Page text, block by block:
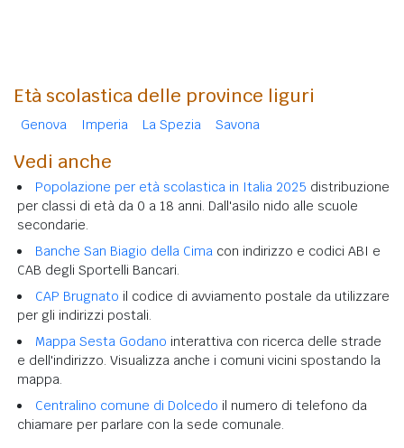
Età scolastica delle province liguri
Genova Imperia La Spezia Savona
Vedi anche
Popolazione per età scolastica in Italia 2025 distribuzione
per classi di età da 0 a 18 anni. Dall'asilo nido alle scuole
secondarie.
Banche San Biagio della Cima con indirizzo e codici ABI e
CAB degli Sportelli Bancari.
CAP Brugnato il codice di avviamento postale da utilizzare
per gli indirizzi postali.
Mappa Sesta Godano interattiva con ricerca delle strade
e dell'indirizzo. Visualizza anche i comuni vicini spostando la
mappa.
Centralino comune di Dolcedo il numero di telefono da
chiamare per parlare con la sede comunale.